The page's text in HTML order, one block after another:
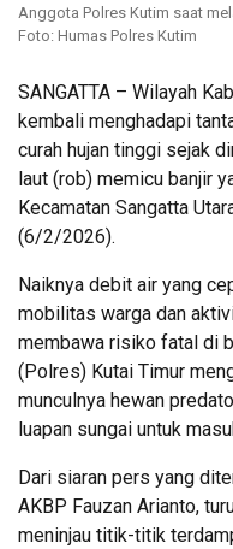
Anggota Polres Kutim saat
Foto: Humas Polres Kutim
SANGATTA – Wilayah
kembali menghadapi
curah hujan tinggi sejak
laut (rob) memicu banjir
Kecamatan Sangatta
(6/2/2026).
Naiknya debit air yang
mobilitas warga dan
membawa risiko fatal di
(Polres) Kutai Timur
munculnya hewan
luapan sungai untuk
Dari siaran pers yang
AKBP Fauzan Arianto,
meninjau titik-titik